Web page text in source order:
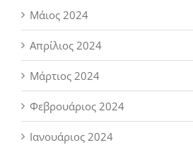
Μάιος 2024
Απρίλιος 2024
Μάρτιος 2024
Φεβρουάριος 2024
Ιανουάριος 2024